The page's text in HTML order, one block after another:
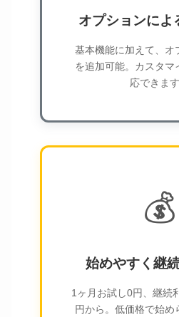
オプションによ
基本機能に加えて、オ
を追加可能。カスタマ
応できます
💰
始めやすく継
1ヶ月お試し0円、継続
円から。低価格で始め